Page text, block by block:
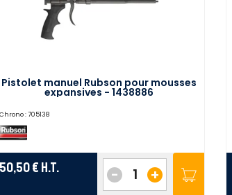
Pistolet manuel Rubson pour mousses
expansives - 1438886
Chrono :705138
50,50 € H.T. +
-